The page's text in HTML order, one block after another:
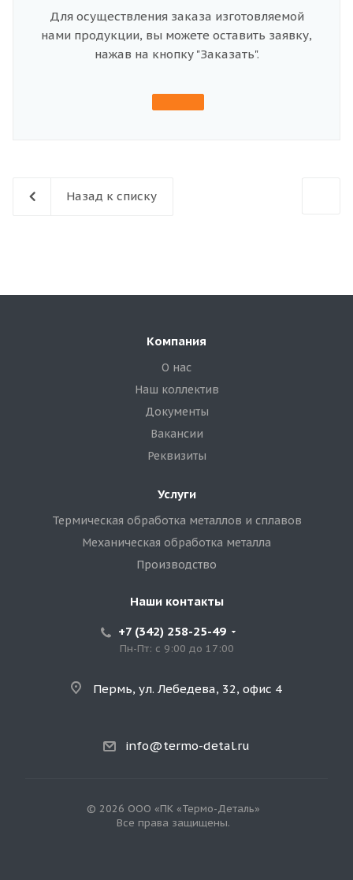
Для осуществления заказа изготовляемой
нами продукции, вы можете оставить заявку,
нажав на кнопку "Заказать".
Назад к списку
Компания
О нас
Наш коллектив
Документы
Вакансии
Реквизиты
Услуги
Термическая обработка металлов и сплавов
Механическая обработка металла
Производство
Наши контакты
+7 (342) 258-25-49
Пн-Пт: с 9:00 до 17:00
Пермь, ул. Лебедева, 32, офис 4
info@termo-detal.ru
© 2026 ООО «ПК «Термо-Деталь»
Все права защищены.